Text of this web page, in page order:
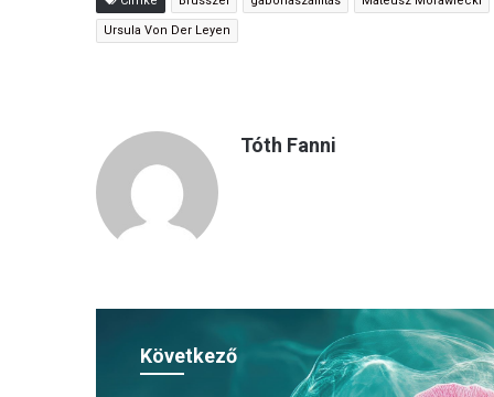
Ursula Von Der Leyen
Tóth Fanni
Következő